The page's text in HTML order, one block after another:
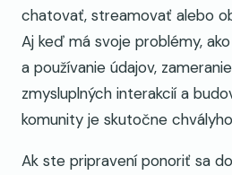
chatovať, streamovať alebo
Aj keď má svoje problémy,
a používanie údajov,
zmysluplných interakcií a
komunity je skutočne
Ak ste pripravení ponoriť sa